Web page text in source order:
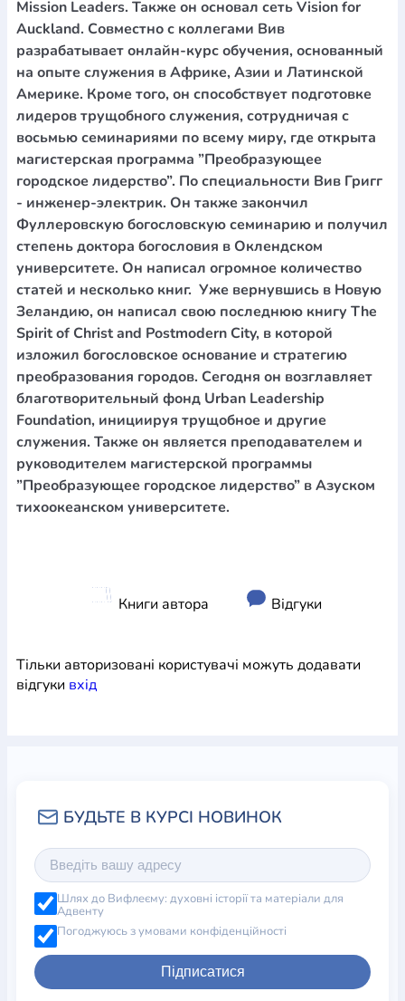
Mission Leaders. Также он основал сеть Vision for
Auckland. Совместно с коллегами Вив
разрабатывает онлайн-курс обучения, основанный
на опыте служения в Африке, Азии и Латинской
Америке. Кроме того, он способствует подготовке
лидеров трущобного служения, сотрудничая с
восьмью семинариями по всему миру, где открыта
магистерская программа ”Преобразующее
городское лидерство”. По специальности Вив Григг
- инженер-электрик. Он также закончил
Фуллеровскую богословскую семинарию и получил
степень доктора богословия в Оклендском
университете. Он написал огромное количество
статей и несколько книг. Уже вернувшись в Новую
Зеландию, он написал свою последнюю книгу The
Spirit of Christ and Postmodern City, в которой
изложил богословское основание и стратегию
преобразования городов. Сегодня он возглавляет
благотворительный фонд Urban Leadership
Foundation, инициируя трущобное и другие
служения. Также он является преподавателем и
руководителем магистерской программы
”Преобразующее городское лидерство” в Азуском
тихоокеанском университете.
Книги автора Відгуки
Тільки авторизовані користувачі можуть додавати
відгуки вхiд
Шлях до Вифлеєму: духовні історії та матеріали для
Адвенту
Погоджуюсь з умовами конфіденційності
Підписатися